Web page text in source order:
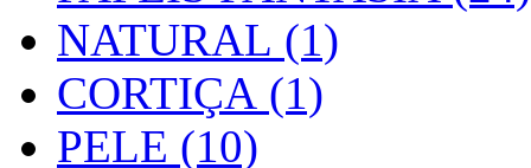
NATURAL (1)
CORTIÇA (1)
PELE (10)